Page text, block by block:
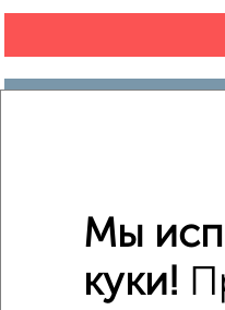
Средняя цена район
Это предложение
Средняя цена по городу
Мы
куки!